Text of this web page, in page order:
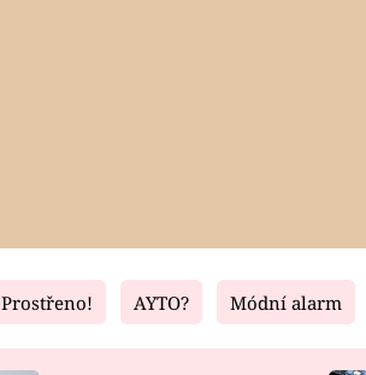
Living
Prostřeno! AYTO? Módní alarm